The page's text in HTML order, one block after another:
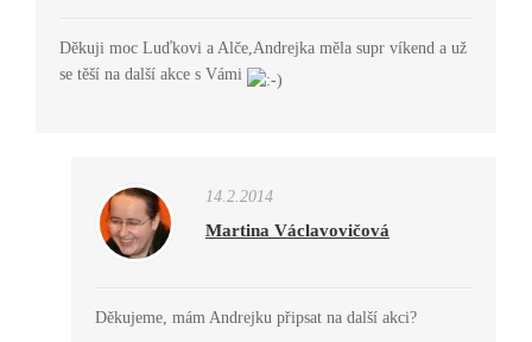
Děkuji moc Luďkovi a Alče,Andrejka měla supr víkend a už
se těší na další akce s Vámi
14.2.2014
Martina Václavovičová
Děkujeme, mám Andrejku připsat na další akci?